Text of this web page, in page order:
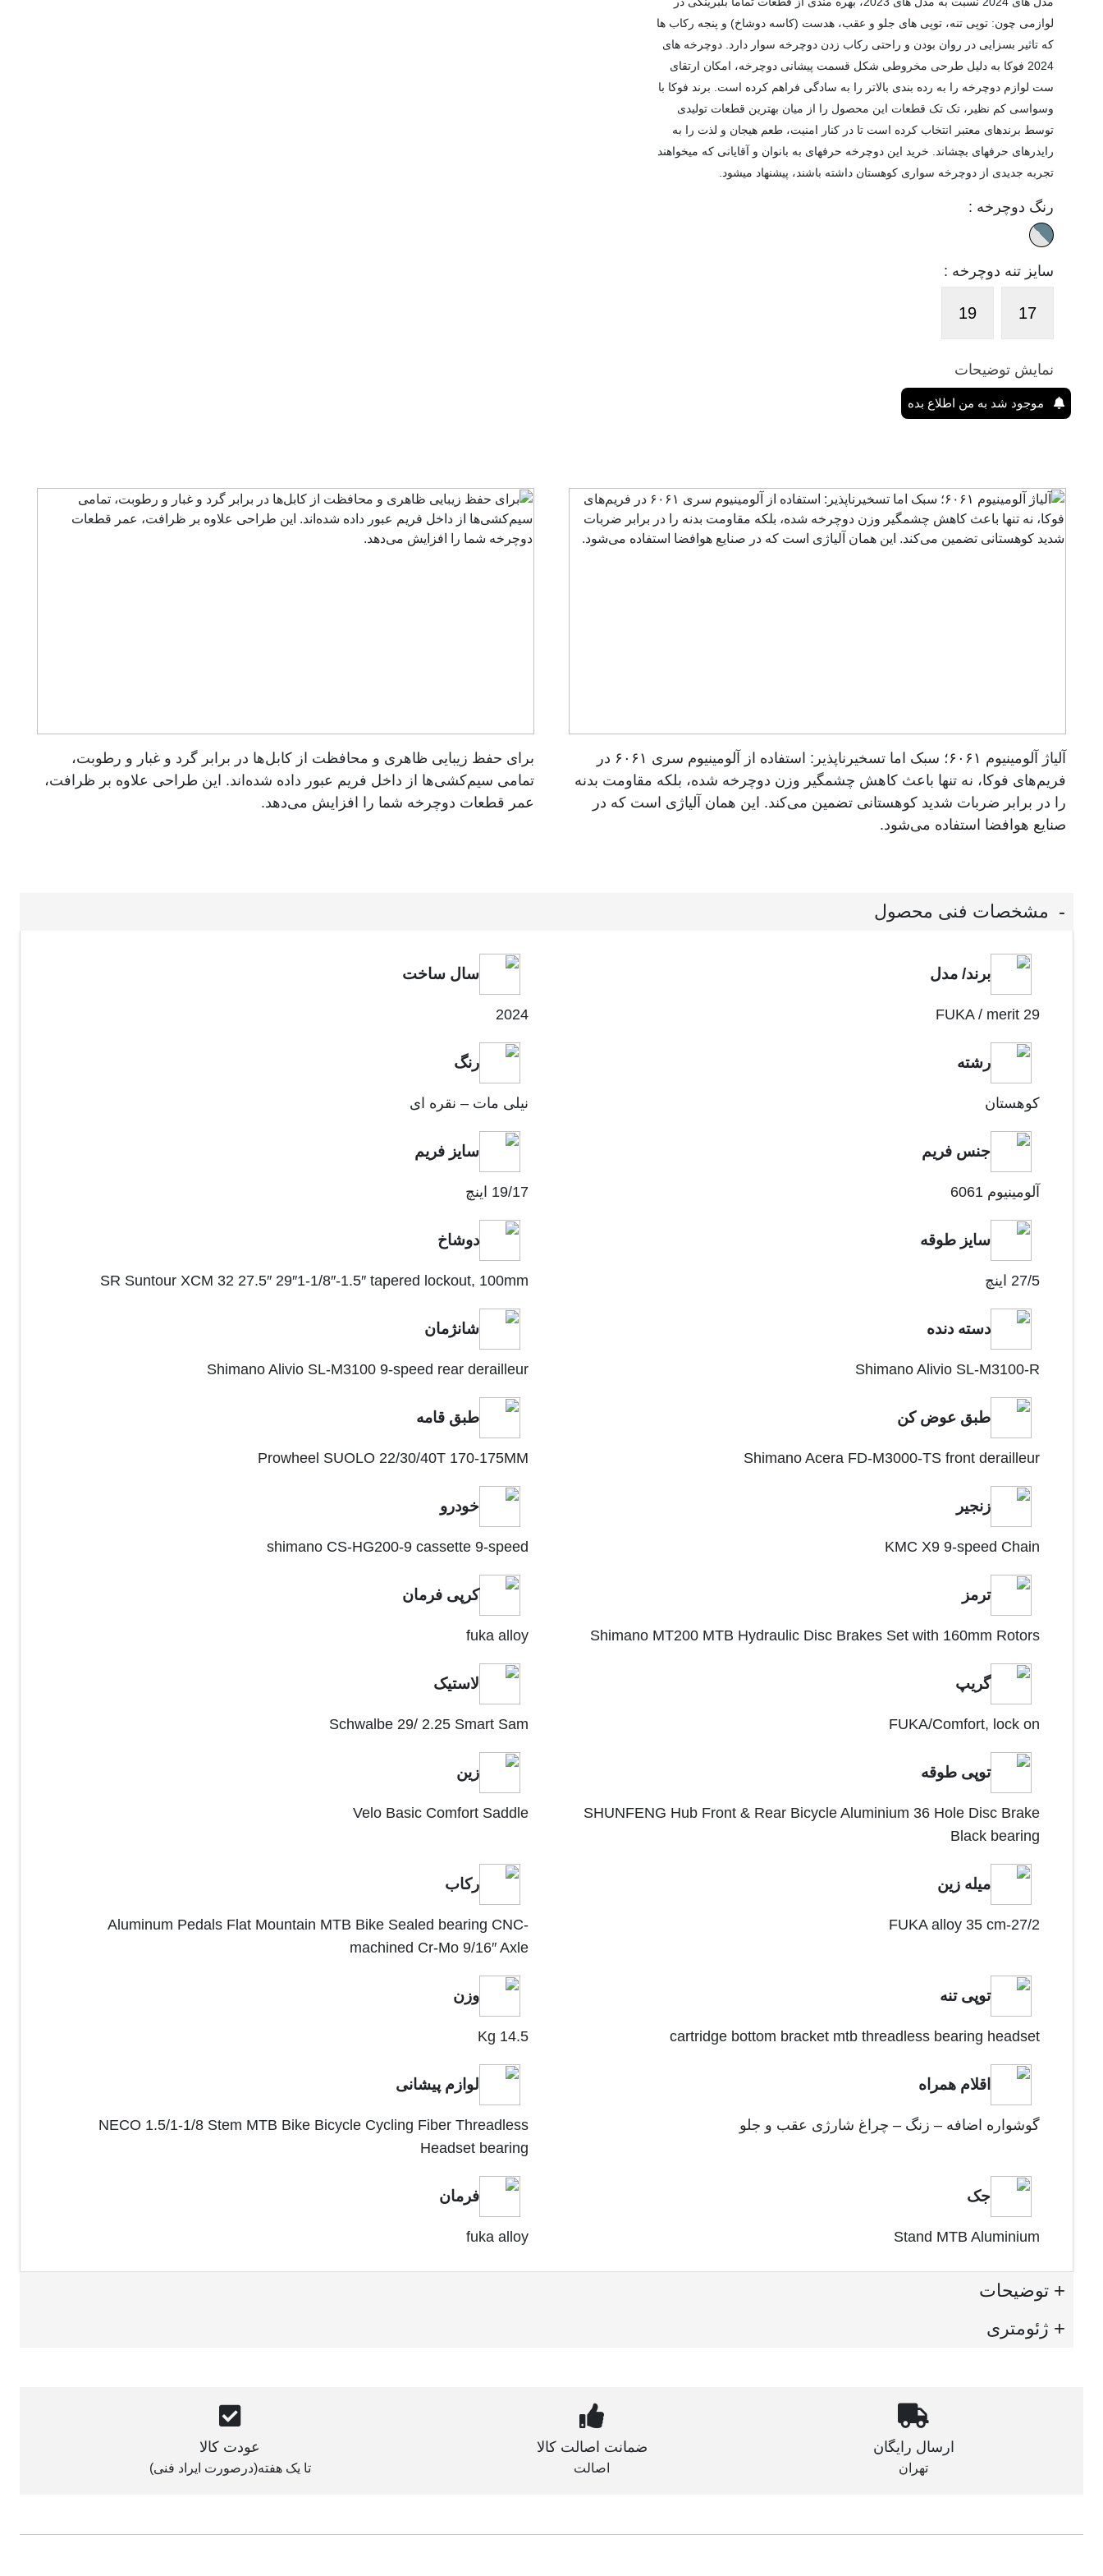
لوازمی چون: توپی تنه، توپی های جلو و عقب، هدست (کاسه دوشاخ) و پنجه رکاب ها
که تاثیر بسزایی در روان بودن و راحتی رکاب زدن دوچرخه سوار دارد. دوچرخه های
2024 فوکا به دلیل طرحی مخروطی شکل قسمت پیشانی دوچرخه، امکان ارتقای
ست لوازم دوچرخه را به رده بندی بالاتر را به سادگی فراهم کرده است. برند فوکا با
وسواسی کم نظیر، تک تک قطعات این محصول را از میان بهترین قطعات تولیدی
توسط برندهای معتبر انتخاب کرده است تا در کنار امنیت، طعم هیجان و لذت را به
رایدرهای حرفه­ای بچشاند. خرید این دوچرخه حرفه­ای به بانوان و آقایانی که می­خواهند
تجربه جدیدی از دوچرخه­ سواری کوهستان داشته باشند، پیشنهاد می­شود.
رنگ دوچرخه :
سایز تنه دوچرخه :
17
19
نمایش توضیحات
آلیاژ آلومینیوم ۶۰۶۱؛ سبک اما تسخیرناپذیر: استفاده از آلومینیوم سری ۶۰۶۱ در
فریم‌های فوکا، نه تنها باعث کاهش چشمگیر وزن دوچرخه شده، بلکه مقاومت بدنه
را در برابر ضربات شدید کوهستانی تضمین می‌کند. این همان آلیاژی است که در
صنایع هوافضا استفاده می‌شود.
برای حفظ زیبایی ظاهری و محافظت از کابل‌ها در برابر گرد و غبار و رطوبت،
تمامی سیم‌کشی‌ها از داخل فریم عبور داده شده‌اند. این طراحی علاوه بر ظرافت،
عمر قطعات دوچرخه شما را افزایش می‌دهد.
مشخصات فنی محصول
برند/ مدل
FUKA / merit 29
سال ساخت
2024
رشته
کوهستان
رنگ
نیلی مات – نقره ای
جنس فریم
آلومینیوم 6061
سایز فریم
19/17 اینچ
سایز طوقه
27/5 اینچ
دوشاخ
SR Suntour XCM 32 27.5″ 29″1-1/8″-1.5″ tapered lockout, 100mm
دسته دنده
Shimano Alivio SL-M3100-R
شانژمان
Shimano Alivio SL-M3100 9-speed rear derailleur
طبق عوض کن
Shimano Acera FD-M3000-TS front derailleur
طبق قامه
Prowheel SUOLO 22/30/40T 170-175MM
زنجیر
KMC X9 9-speed Chain
خودرو
shimano CS-HG200-9 cassette 9-speed
ترمز
Shimano MT200 MTB Hydraulic Disc Brakes Set with 160mm Rotors
کرپی فرمان
fuka alloy
گریپ
FUKA/Comfort, lock on
لاستیک
Schwalbe 29/ 2.25 Smart Sam
توپی طوقه
SHUNFENG Hub Front & Rear Bicycle Aluminium 36 Hole Disc Brake
Black bearing
زین
Velo Basic Comfort Saddle
میله زین
FUKA alloy 35 cm-27/2
رکاب
Aluminum Pedals Flat Mountain MTB Bike Sealed bearing CNC-
machined Cr-Mo 9/16″ Axle
توپی تنه
cartridge bottom bracket mtb threadless bearing headset
وزن
14.5 Kg
اقلام همراه
گوشواره اضافه – زنگ – چراغ شارژی عقب و جلو
لوازم پیشانی
NECO 1.5/1-1/8 Stem MTB Bike Bicycle Cycling Fiber Threadless
Headset bearing
جک
Stand MTB Aluminium
فرمان
fuka alloy
توضیحات
ژئومتری
ارسال رایگان
تهران
ضمانت اصالت کالا
اصالت
عودت کالا
تا یک هفته(درصورت ایراد فنی)